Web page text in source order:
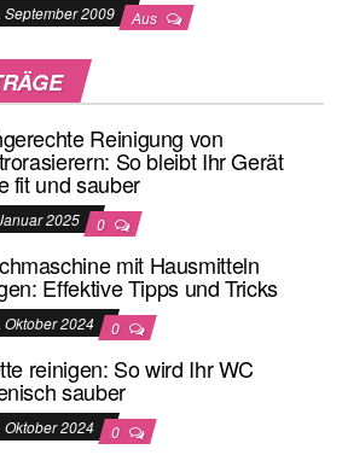
September 2009 Aus
Reinigung von
So bleibt Ihr Gerät
fit und sauber
2025 0
mit Hausmitteln
Effektive Tipps und Tricks
Oktober 2024 0
reinigen: So wird Ihr WC
sauber
Oktober 2024 0